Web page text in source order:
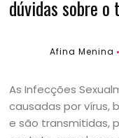
dúvidas sobre o
Afina Menina
As Infecções
causadas por vírus,
e são transmitidas,